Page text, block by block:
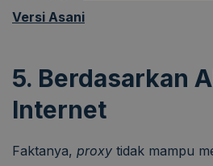
Versi Asani
5. Berdasarkan
Internet
Faktanya, proxy tidak mampu